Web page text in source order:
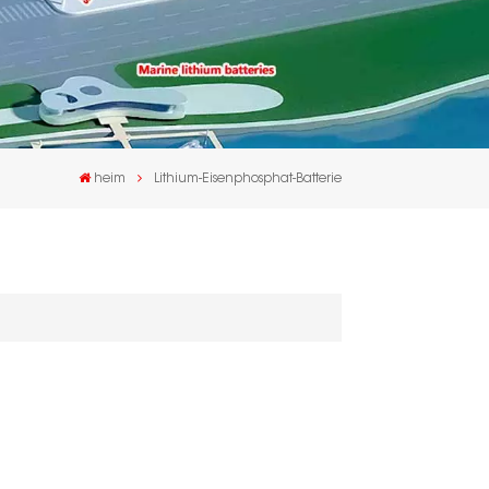
heim Lithium-Eisenphosphat-Batterie